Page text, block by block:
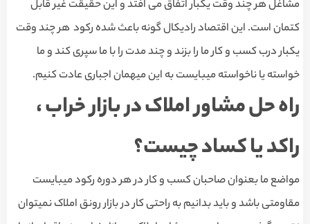
مشاغل هر چند وقت یکبار اتفاق می افتد و این حقیقت غیر قابل
کتمان است. این اقتصاد رادیکال گونه باعث شده رکود هر چند وقت
یکبار درب کسب و کار ما را بزند و چند مدت را با ما سپری کند و ما
خواسته یا ناخواسته میبایست به این میهمان اجباری عادت کنیم.
راه حل مشاور املاک در بازار خراب ،
راکد یا کساد چیست؟
مواضع ما بعنوان صاحبان کسب و کار در هر دوره رکود میبایست
مقاومتی باشد و باید بدانیم به راحتی کار در بازار رونق املاک نمیتوان